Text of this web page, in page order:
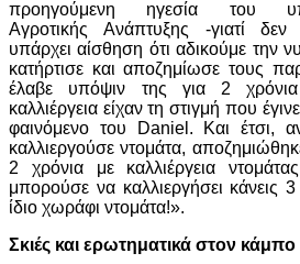
προηγούμενη ηγεσία του
Αγροτικής Ανάπτυξης -γιατί
υπάρχει αίσθηση ότι αδικούμε την
κατήρτισε και αποζημίωσε τους
έλαβε υπόψιν της για 2
καλλιέργεια είχαν τη στιγμή που
φαινόμενο του Daniel. Και έτσι,
καλλιεργούσε ντομάτα,
2 χρόνια με καλλιέργεια
μπορούσε να καλλιεργήσει κάνεις
ίδιο χωράφι ντομάτα!».
Σκιές και ερωτηματικά στον κάμπο